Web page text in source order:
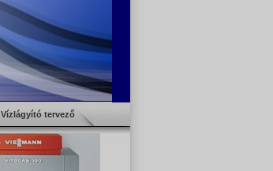
Vízlágyító tervező